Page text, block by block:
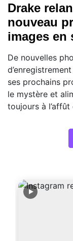
Drake
nouveau
images en
De nouvelles
ses prochains
le mystère et
toujours à